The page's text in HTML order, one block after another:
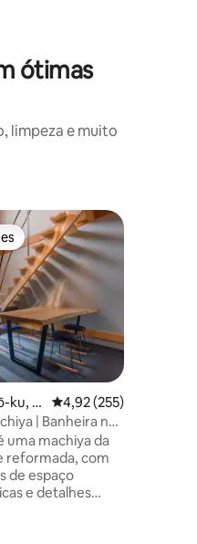
ótimas
limpeza e muito
avaliações
ku, K
4,92 de uma avaliação
4,92 (255)
| Banheira no
uma machiya da
reformada, com
de espaço
e detalhes